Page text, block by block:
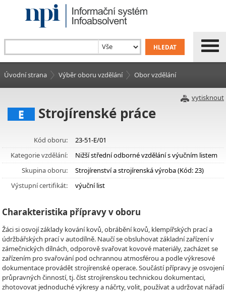
Úvodní strana Výběr oboru vzdělání Obor vzdělání
vytisknout
E Strojírenské práce
Kód oboru:
23-51-E/01
Kategorie vzdělání:
Nižší střední odborné vzdělání s výučním listem
Skupina oboru:
Strojírenství a strojírenská výroba (Kód: 23)
Výstupní certifikát:
výuční list
Charakteristika přípravy v oboru
Žáci si osvojí základy kování kovů, obrábění kovů, klempířských prací a
údržbářských prací v autodílně. Naučí se obsluhovat základní zařízení v
zámečnických dílnách, odporově svařovat kovové materiály, zacházet se
zařízením pro svařování pod ochrannou atmosférou a podle výkresové
dokumentace provádět strojírenské operace. Součástí přípravy je osvojení
průpravných činností, tj. číst strojírenskou technickou dokumentaci,
zhotovovat jednoduché výkresy a náčrty, volit, používat a udržovat nářadí